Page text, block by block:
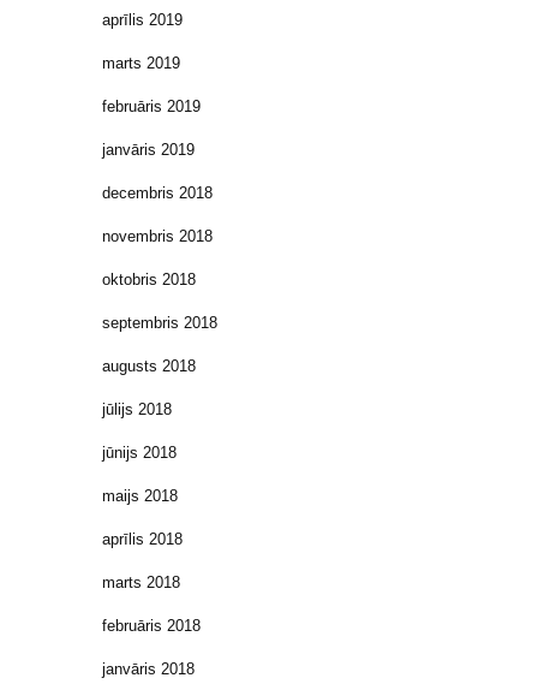
aprīlis 2019
marts 2019
februāris 2019
janvāris 2019
decembris 2018
novembris 2018
oktobris 2018
septembris 2018
augusts 2018
jūlijs 2018
jūnijs 2018
maijs 2018
aprīlis 2018
marts 2018
februāris 2018
janvāris 2018